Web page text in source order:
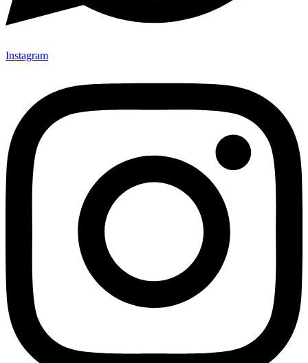
Instagram